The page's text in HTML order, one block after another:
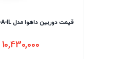
قیمت دوربین داهوا مدل DH-IPC-HDW1439T1-A-IL
10,430,000